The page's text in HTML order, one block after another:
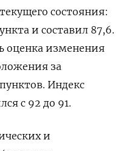
состояния:
и составил 87,6.
оценка изменения
за
Индекс
с 92 до 91.
и